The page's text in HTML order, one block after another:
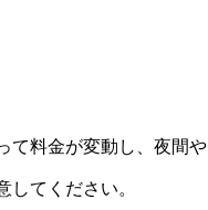
て料金が変動し、夜間や
てください。